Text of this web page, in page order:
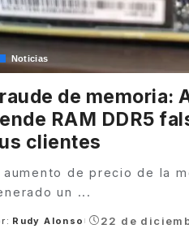
Noticias
de memoria:
RAM DDR5
clientes
aumento de precio de la
un ...
Rudy Alonso 22 de